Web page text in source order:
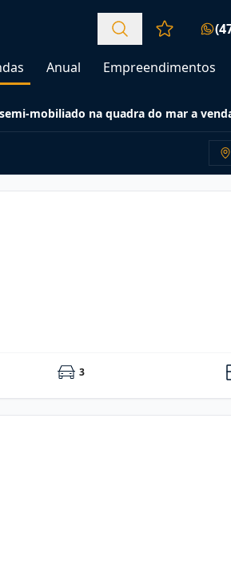
Favoritos
Anual Empreendimentos
mobiliado na quadra do mar a
3